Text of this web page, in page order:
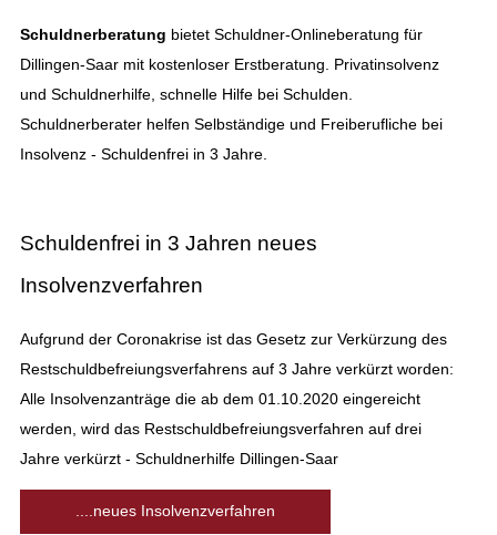
Schuldnerberatung bietet Schuldner-Onlineberatung für
Dillingen-Saar mit kostenloser Erstberatung. Privatinsolvenz
und Schuldnerhilfe, schnelle Hilfe bei Schulden.
Schuldnerberater helfen Selbständige und Freiberufliche bei
Insolvenz - Schuldenfrei in 3 Jahre.
Schuldenfrei in 3 Jahren neues
Insolvenzverfahren
Aufgrund der Coronakrise ist das Gesetz zur Verkürzung des
Restschuldbefreiungsverfahrens auf 3 Jahre verkürzt worden:
Alle Insolvenzanträge die ab dem 01.10.2020 eingereicht
werden, wird das Restschuldbefreiungsverfahren auf drei
Jahre verkürzt - Schuldnerhilfe Dillingen-Saar
....neues Insolvenzverfahren